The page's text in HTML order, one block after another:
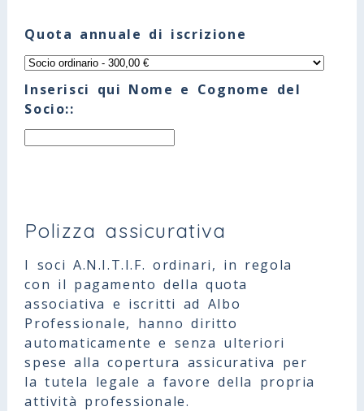
Quota annuale di iscrizione
Inserisci qui Nome e Cognome del
Socio::
Polizza assicurativa
I soci A.N.I.T.I.F. ordinari, in regola
con il pagamento della quota
associativa e iscritti ad Albo
Professionale, hanno diritto
automaticamente e senza ulteriori
spese alla copertura assicurativa per
la tutela legale a favore della propria
attività professionale.